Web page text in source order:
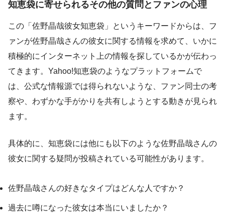
知恵袋に寄せられるその他の質問とファンの心理
この「佐野晶哉彼女知恵袋」というキーワードからは、フ
ァンが佐野晶哉さんの彼女に関する情報を求めて、いかに
積極的にインターネット上の情報を探しているかが伝わっ
てきます。Yahoo!知恵袋のようなプラットフォームで
は、公式な情報源では得られないような、ファン同士の考
察や、わずかな手がかりを共有しようとする動きが見られ
ます。
具体的に、知恵袋には他にも以下のような佐野晶哉さんの
彼女に関する疑問が投稿されている可能性があります。
佐野晶哉さんの好きなタイプはどんな人ですか？
過去に噂になった彼女は本当にいましたか？